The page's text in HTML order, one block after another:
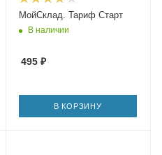
МойСклад. Тариф Старт
В наличии
495₽
В КОРЗИНУ